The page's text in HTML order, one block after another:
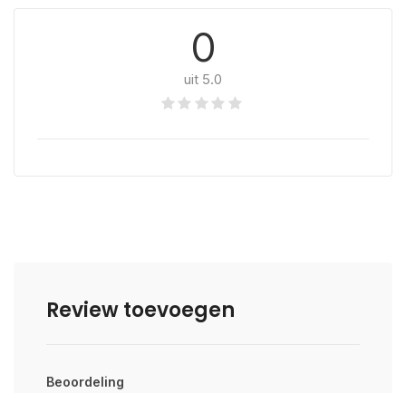
0
uit 5.0
Review toevoegen
Beoordeling